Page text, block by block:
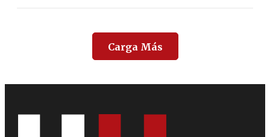
Carga Más